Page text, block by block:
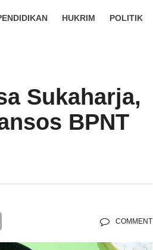
HUKRIM POLITIK
Sukaharja,
BPNT
COMMENT